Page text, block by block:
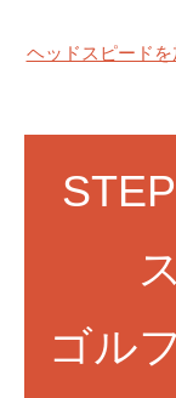
ヘッドスピード
ゴル